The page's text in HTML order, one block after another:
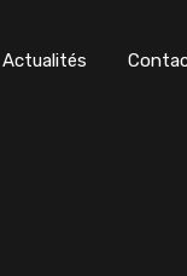
Actualités